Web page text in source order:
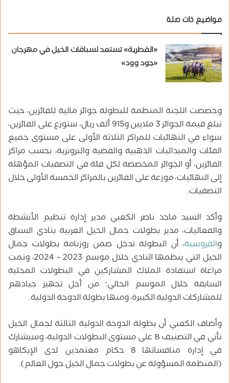
مواضيع ذات صلة
«القطرية» تستعد لسباقات الخيل في مهرجان
«جود وود»
وخصصت اللجنة المنظمة للبطولة جوائز مالية للفائزين، حيث
تبلغ قيمة الجوائز 3 ملايين و915 ألف ريال، ستوزع على الفائزين،
سواء في النهائيات للمراكز الثلاثة الأولى على مستوى جميع
الفئات والميداليات الذهبية والفضية والبرونزية، بحسب مراكز
الفائزين، أو الجوائز المخصصة لكل فئة في التصفيات المؤهلة
إلى النهائيات، موزعة على الفائزين بالمراكز الخمسة الأولى خلال
التصفيات.
وأكد السيد ماجد ناصر الكعبي مدير إدارة تنظيم الأنشطة
والفعاليات، مدير بطولات جمال الخيل العربية بنادي السباق
والفروسية، أن البطولة تدخل ضمن روزنامة بطولات جمال
الخيل التي ينظمها النادي خلال موسم 2023 – 2024، وتمت
مراعاة استفادة الملاك المشاركين في البطولات المحلية
السابقة خلال الموسم الحالي؛ من أجل تجهيز جيادهم
للمشاركات الدولية الكبيرة، ومنها بطولة الدوحة الدولية.
وأضاف الكعبي أن بطولة الدوحة الدولية الثالثة لجمال الخيل
تأتي في التصنيف B على مستوى البطولات الدولية، وسيشارك
في إدارة منافساتها 8 حكام معتمدين لدى الإيكاهو
(المنظمة المسؤولة عن بطولات جمال الخيل حول العالم).